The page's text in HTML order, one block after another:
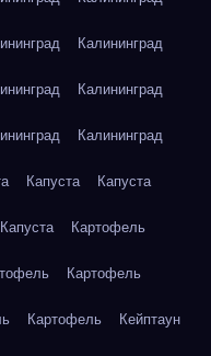
Калининград
Калининград
Калининград
Капуста Капуста
Капуста Картофель
Картофель
Картофель Кейптаун